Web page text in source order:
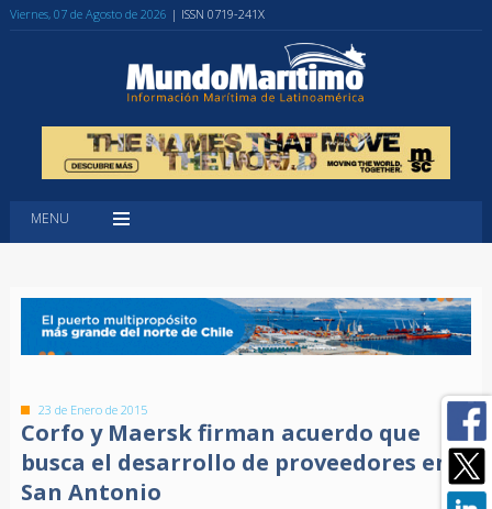
Viernes, 07 de Agosto de 2026 | ISSN 0719-241X
MENU
23 de Enero de 2015
Corfo y Maersk firman acuerdo que
busca el desarrollo de proveedores en
San Antonio